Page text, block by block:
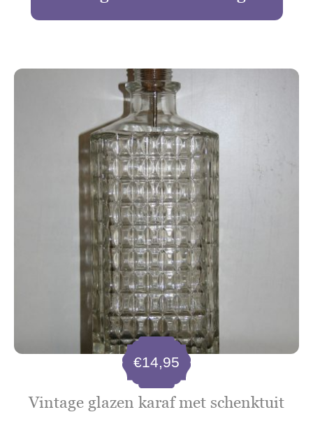
Vintage glazen karaf met schenktuit
€14,95